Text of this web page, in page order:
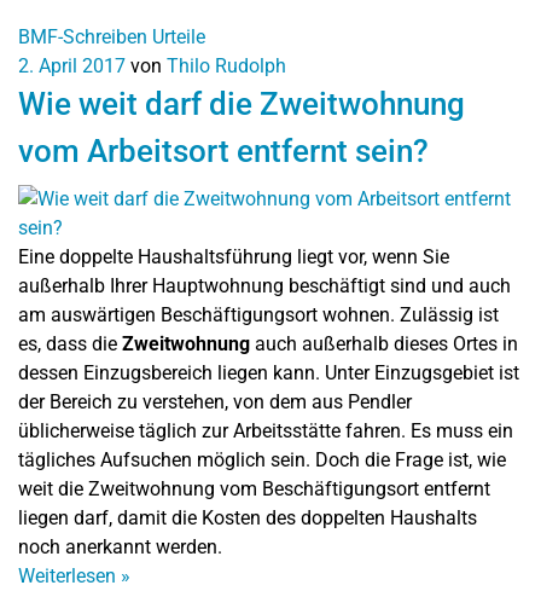
BMF-Schreiben Urteile
2. April 2017 von Thilo Rudolph
Wie weit darf die Zweitwohnung
vom Arbeitsort entfernt sein?
Eine doppelte Haushaltsführung liegt vor, wenn Sie
außerhalb Ihrer Hauptwohnung beschäftigt sind und auch
am auswärtigen Beschäftigungsort wohnen. Zulässig ist
es, dass die Zweitwohnung auch außerhalb dieses Ortes in
dessen Einzugsbereich liegen kann. Unter Einzugsgebiet ist
der Bereich zu verstehen, von dem aus Pendler
üblicherweise täglich zur Arbeitsstätte fahren. Es muss ein
tägliches Aufsuchen möglich sein. Doch die Frage ist, wie
weit die Zweitwohnung vom Beschäftigungsort entfernt
liegen darf, damit die Kosten des doppelten Haushalts
noch anerkannt werden.
Weiterlesen »